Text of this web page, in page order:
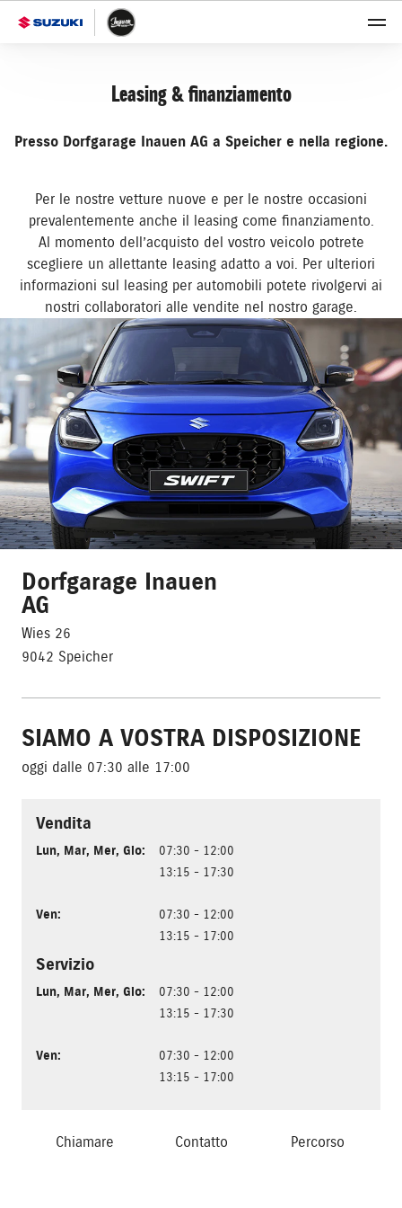
Leasing & finanziamento
Presso Dorfgarage Inauen AG a Speicher e nella regione.
Per le nostre vetture nuove e per le nostre occasioni
prevalentemente anche il leasing come finanziamento.
Al momento dell’acquisto del vostro veicolo potrete
scegliere un allettante leasing adatto a voi. Per ulteriori
informazioni sul leasing per automobili potete rivolgervi ai
nostri collaboratori alle vendite nel nostro garage.
Dorfgarage Inauen
AG
Wies 26
9042 Speicher
SIAMO A VOSTRA DISPOSIZIONE
oggi dalle 07:30 alle 17:00
Vendita
Lun, Mar, Mer, Gio:
07:30 - 12:00
13:15 - 17:30
Ven:
07:30 - 12:00
13:15 - 17:00
Servizio
Lun, Mar, Mer, Gio:
07:30 - 12:00
13:15 - 17:30
Ven:
07:30 - 12:00
13:15 - 17:00
Chiamare Contatto Percorso